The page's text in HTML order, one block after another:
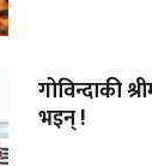
गोविन्दाकी
भइन् !